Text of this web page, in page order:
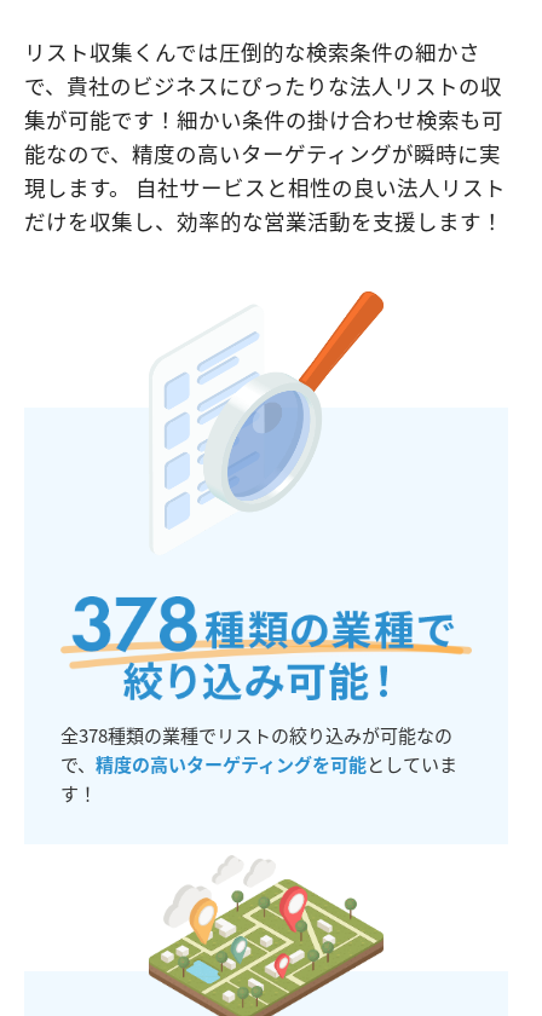
リスト収集くんでは圧倒的な検索条件の細かさ
で、貴社のビジネスにぴったりな法人リストの収
集が可能です！細かい条件の掛け合わせ検索も可
能なので、精度の高いターゲティングが瞬時に実
現します。 自社サービスと相性の良い法人リスト
だけを収集し、効率的な営業活動を支援します！
全378種類の業種でリストの絞り込みが可能なの
で、 精度の高いターゲティングを可能としていま
す！